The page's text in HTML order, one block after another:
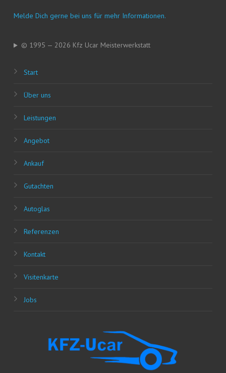
Mel­de Dich ger­ne bei uns für mehr Informationen.
© 1995 — 2026 Kfz Ucar Meisterwerkstatt
Start
Über uns
Leis­tun­gen
Ange­bot
Ankauf
Gut­ach­ten
Auto­glas
Refe­ren­zen
Kon­takt
Visi­ten­kar­te
Jobs